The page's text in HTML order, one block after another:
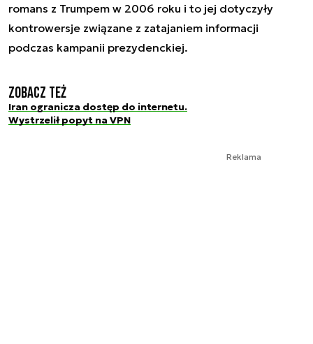
romans z Trumpem w 2006 roku i to jej dotyczyły
kontrowersje związane z zatajaniem informacji
podczas kampanii prezydenckiej.
Zobacz też
Iran ogranicza dostęp do internetu.
Wystrzelił popyt na VPN
Reklama